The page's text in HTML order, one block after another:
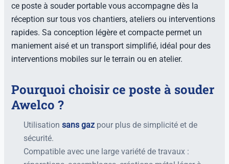
ce poste à souder portable vous accompagne dès la
réception sur tous vos chantiers, ateliers ou interventions
rapides. Sa conception légère et compacte permet un
maniement aisé et un transport simplifié, idéal pour des
interventions mobiles sur le terrain ou en atelier.
Pourquoi choisir ce poste à souder
Awelco ?
Utilisationsans gaz pour plus de simplicité et de
sécurité.
Compatible avec une large variété de travaux :